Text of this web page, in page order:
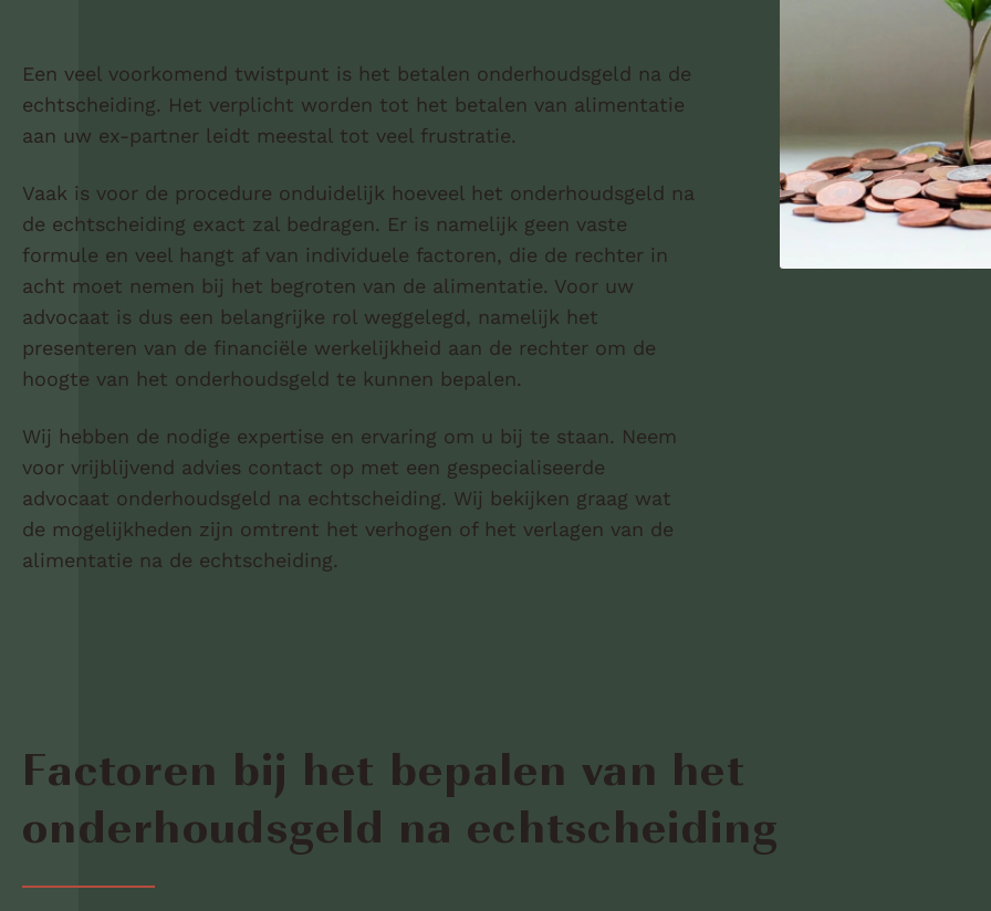
Een veel voorkomend twistpunt is het betalen onderhoudsgeld na de
echtscheiding. Het verplicht worden tot het betalen van alimentatie
aan uw ex-partner leidt meestal tot veel frustratie.
Vaak is voor de procedure onduidelijk hoeveel het onderhoudsgeld na
de echtscheiding exact zal bedragen. Er is namelijk geen vaste
formule en veel hangt af van individuele factoren, die de rechter in
acht moet nemen bij het begroten van de alimentatie. Voor uw
advocaat is dus een belangrijke rol weggelegd, namelijk het
presenteren van de financiële werkelijkheid aan de rechter om de
hoogte van het onderhoudsgeld te kunnen bepalen.
Wij hebben de nodige expertise en ervaring om u bij te staan. Neem
voor vrijblijvend advies contact op met een gespecialiseerde
advocaat onderhoudsgeld na echtscheiding. Wij bekijken graag wat
de mogelijkheden zijn omtrent het verhogen of het verlagen van de
alimentatie na de echtscheiding.
Factoren bij het bepalen van het
onderhoudsgeld na echtscheiding